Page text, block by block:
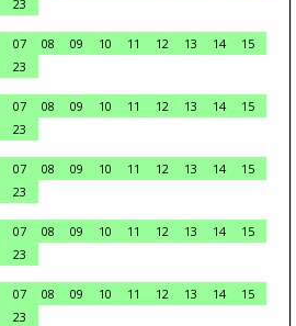
23
07 08 09 10 11 12 13 14
15
23
07 08 09 10 11 12 13 14
15
23
07 08 09 10 11 12 13 14
15
23
07 08 09 10 11 12 13 14
15
23
07 08 09 10 11 12 13 14
15
23